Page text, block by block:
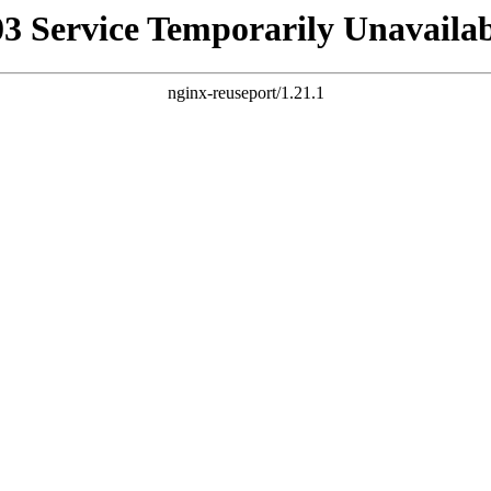
Service Temporarily
nginx-reuseport/1.21.1